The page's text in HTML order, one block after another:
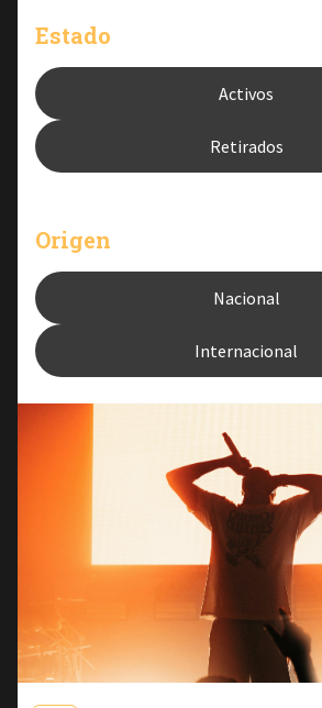
Estado
Activos
Retirados
Origen
Nacional
Internacional